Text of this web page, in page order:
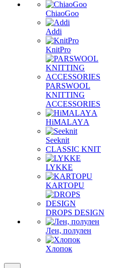
ChiaoGoo
Addi
KnitPro
PARSWOOL
KNITTING
ACCESSORIES
HiMALAYА
Seeknit
CLASSIC KNIT
LYKKE
KАRTOPU
DROPS DЕSIGN
Лен, полулен
Хлопок